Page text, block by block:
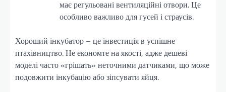
має регульовані вентиляційні отвори. Це
особливо важливо для гусей і страусів.
Хороший інкубатор – це інвестиція в успішне
птахівництво. Не економте на якості, адже дешеві
моделі часто «грішать» неточними датчиками, що може
подовжити інкубацію або зіпсувати яйця.